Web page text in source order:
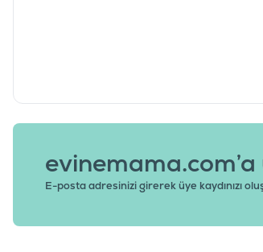
evinemama.com’a
E-posta adresinizi girerek üye kaydınızı